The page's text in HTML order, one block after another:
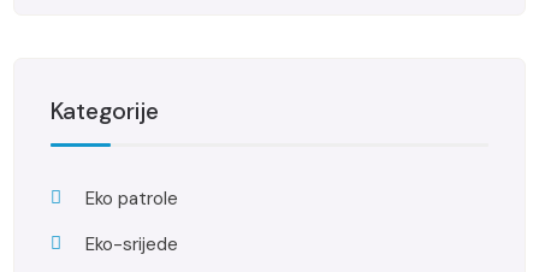
Kategorije
Eko patrole
Eko-srijede